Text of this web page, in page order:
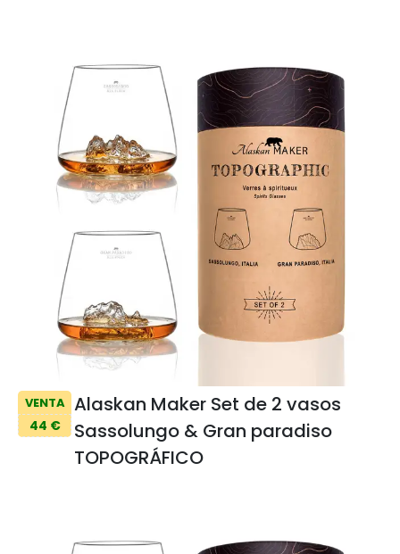
VENTA
44 €
Alaskan Maker Set de 2 vasos
Sassolungo & Gran paradiso
TOPOGRÁFICO